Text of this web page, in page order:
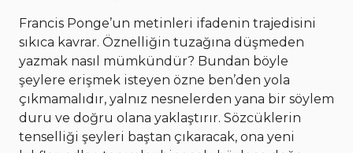
Francis Ponge’un metinleri ifadenin trajedisini
sıkıca kavrar. Öznelliğin tuzağına düşmeden
yazmak nasıl mümkündür? Bundan böyle
şeylere erişmek isteyen özne ben’den yola
çıkmamalıdır, yalnız nesnelerden yana bir söylem
duru ve doğru olana yaklaştırır. Sözcüklerin
tenselliği şeyleri baştan çıkaracak, ona yeni